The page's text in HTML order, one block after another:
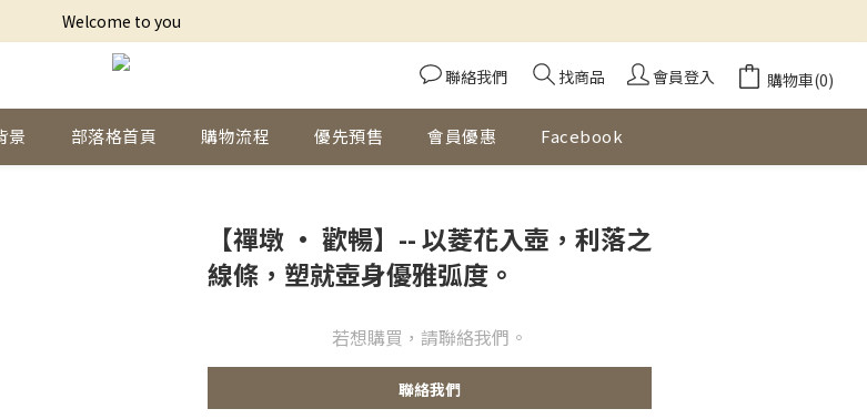
Welcome to you
聯絡我們 找商品 會員登入 購物車(0)
景 部落格首頁 購物流程 優先預售 會員優惠 Facebook
【禪墩 · 歡暢】-- 以菱花入壺，利落之
線條，塑就壺身優雅弧度。
若想購買，請聯絡我們。
聯絡我們